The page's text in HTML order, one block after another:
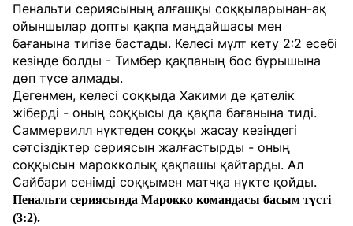
Пенальти сериясының алғашқы соққыларынан-ақ
ойыншылар допты қақпа маңдайшасы мен
бағанына тигізе бастады. Келесі мүлт кету 2:2 есебі
кезінде болды - Тимбер қақпаның бос бұрышына
дөп түсе алмады.
Дегенмен, келесі соққыда Хакими де қателік
жіберді - оның соққысы да қақпа бағанына тиді.
Саммервилл нүктеден соққы жасау кезіндегі
сәтсіздіктер сериясын жалғастырды - оның
соққысын марокколық қақпашы қайтарды. Ал
Сайбари сенімді соққымен матчқа нүкте қойды.
Пенальти сериясында Марокко командасы басым түсті
(3:2).